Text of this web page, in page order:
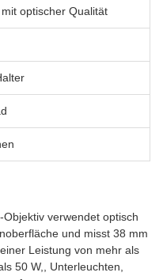
mit optischer Qualität
verwendet optisch
und misst 38 mm
Leistung von mehr als
50 W,, Unterleuchten,